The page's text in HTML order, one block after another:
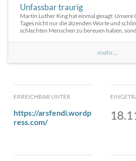
Unfassbar traurig
Martin Luther King hat einmal gesagt: Unsere
Tages nicht nur die ätzenden Worte und
schlechten Menschen zu bereuen haben,
mehr...
ERREICHBAR UNTER
https://arsfendi.wordp
ress.com/